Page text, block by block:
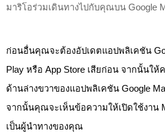
มาริโอร่วมเดินทางไปกับคุณบน Google
ก่อนอื่นคุณจะต้องอัปเดตแอปพลิเคชัน
Play หรือ App Store เสียก่อน จากนั้นให้
ด้านล่างขวาของแอปพลิเคชัน Google
จากนั้นคุณจะเห็นข้อความให้เปิดใช้งาน
เป็นผู้นำทางของคุณ